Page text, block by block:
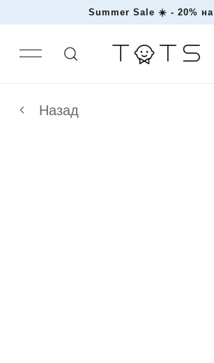
Summer Sale ☀️ - 20%|